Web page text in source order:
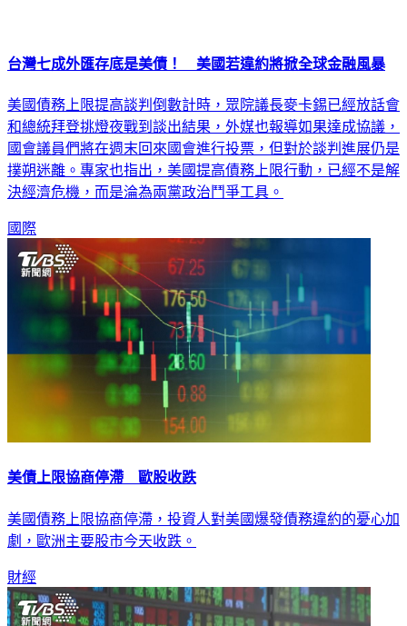
台灣七成外匯存底是美債！ 美國若違約將掀全球金融風暴
美國債務上限提高談判倒數計時，眾院議長麥卡錫已經放話會
和總統拜登挑燈夜戰到談出結果，外媒也報導如果達成協議，
國會議員們將在週末回來國會進行投票，但對於談判進展仍是
撲朔迷離。專家也指出，美國提高債務上限行動，已經不是解
決經濟危機，而是淪為兩黨政治鬥爭工具。
國際
美債上限協商停滯 歐股收跌
美國債務上限協商停滯，投資人對美國爆發債務違約的憂心加
劇，歐洲主要股市今天收跌。
財經